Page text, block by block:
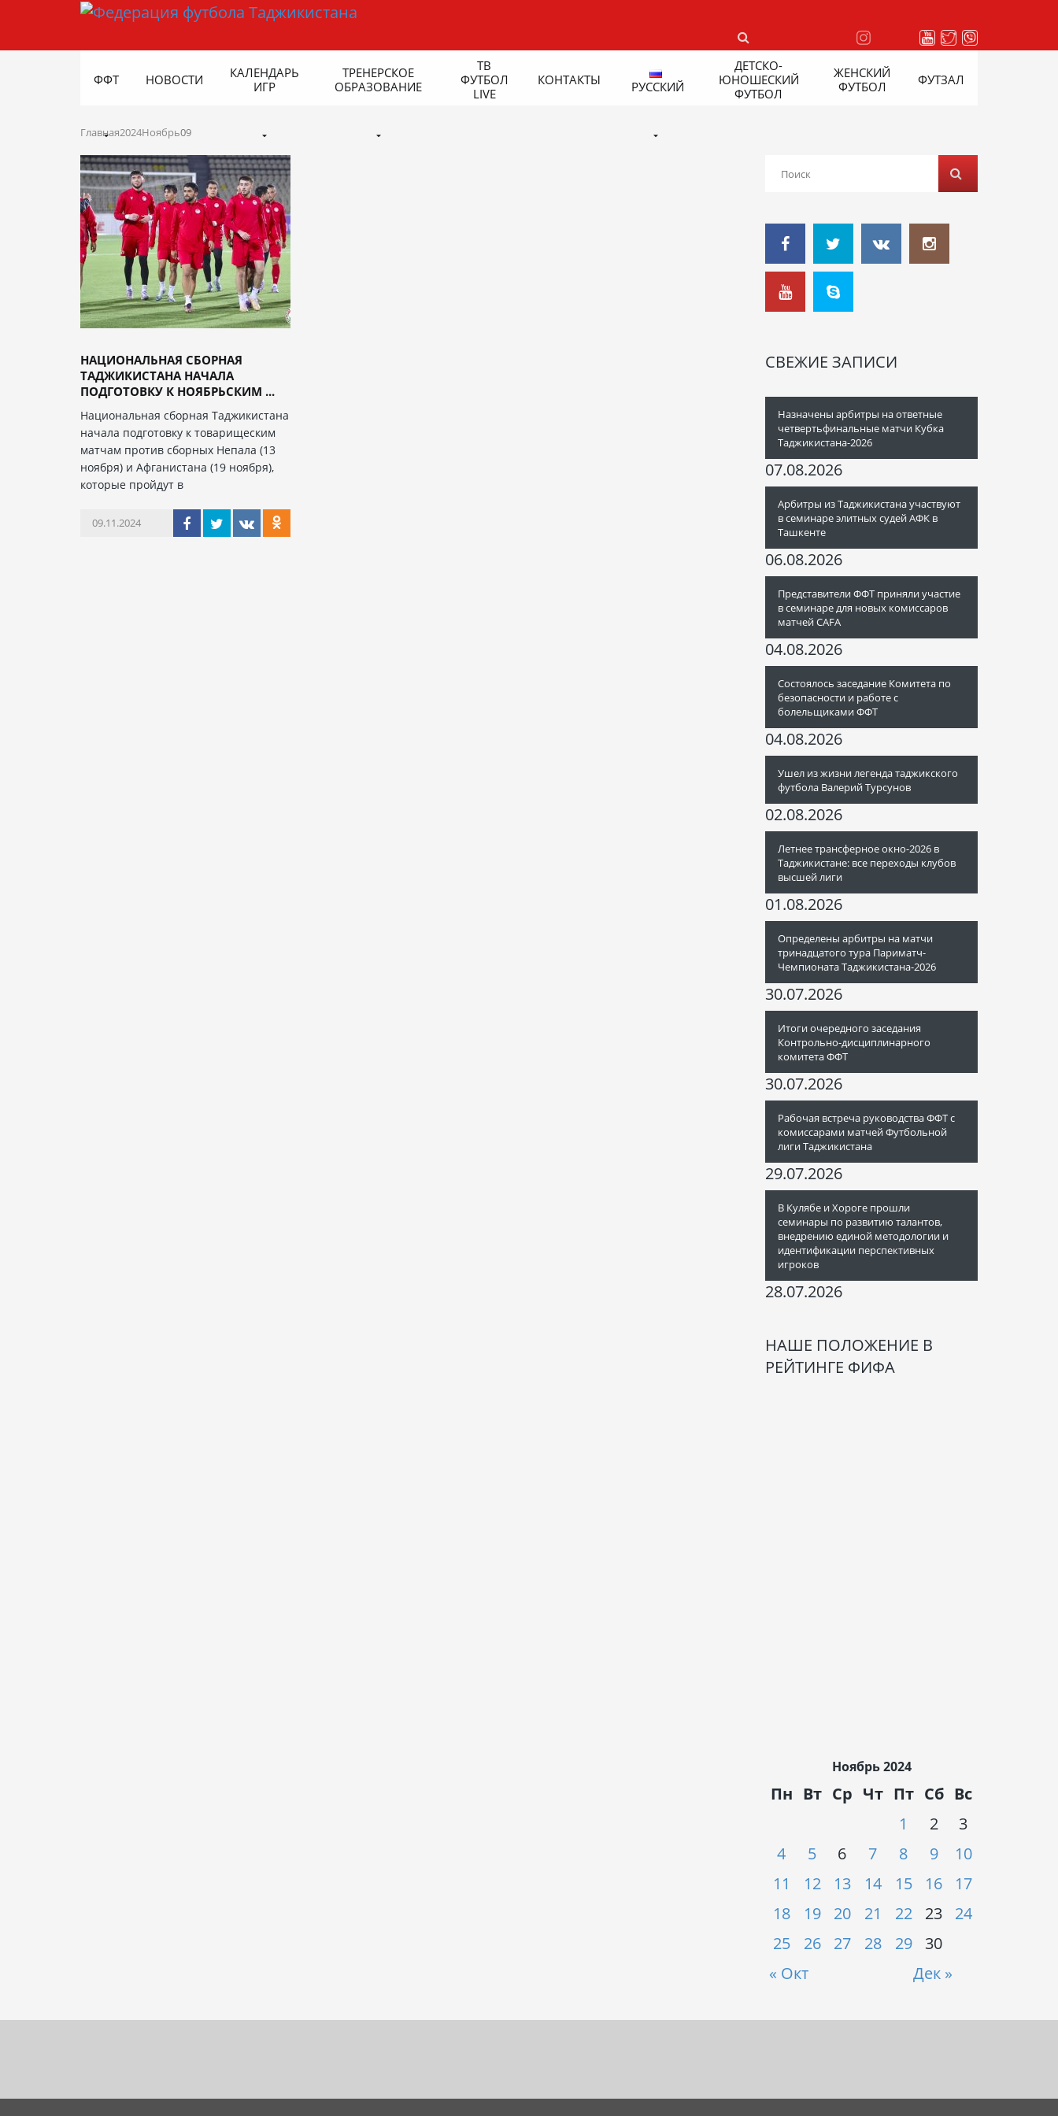
ФФТ НОВОСТИ
КАЛЕНДАРЬ
ИГР
ТРЕНЕРСКОЕ
ОБРАЗОВАНИЕ
ТВ
ФУТБОЛ
LIVE
КОНТАКТЫ РУССКИЙ
ДЕТСКО-
ЮНОШЕСКИЙ
ФУТБОЛ
ЖЕНСКИЙ
ФУТБОЛ
ФУТЗАЛ
Главная2024Ноябрь09
НАЦИОНАЛЬНАЯ СБОРНАЯ
ТАДЖИКИСТАНА НАЧАЛА
ПОДГОТОВКУ К НОЯБРЬСКИМ ...
Национальная сборная Таджикистана
начала подготовку к товарищеским
матчам против сборных Непала (13
ноября) и Афганистана (19 ноября),
которые пройдут в
09.11.2024
СВЕЖИЕ ЗАПИСИ
Назначены арбитры на ответные
четвертьфинальные матчи Кубка
Таджикистана-2026
07.08.2026
Арбитры из Таджикистана участвуют
в семинаре элитных судей АФК в
Ташкенте
06.08.2026
Представители ФФТ приняли участие
в семинаре для новых комиссаров
матчей CAFA
04.08.2026
Состоялось заседание Комитета по
безопасности и работе с
болельщиками ФФТ
04.08.2026
Ушел из жизни легенда таджикского
футбола Валерий Турсунов
02.08.2026
Летнее трансферное окно-2026 в
Таджикистане: все переходы клубов
высшей лиги
01.08.2026
Определены арбитры на матчи
тринадцатого тура Париматч-
Чемпионата Таджикистана-2026
30.07.2026
Итоги очередного заседания
Контрольно-дисциплинарного
комитета ФФТ
30.07.2026
Рабочая встреча руководства ФФТ с
комиссарами матчей Футбольной
лиги Таджикистана
29.07.2026
В Кулябе и Хороге прошли
семинары по развитию талантов,
внедрению единой методологии и
идентификации перспективных
игроков
28.07.2026
НАШЕ ПОЛОЖЕНИЕ В
РЕЙТИНГЕ ФИФА
Ноябрь 2024
Пн Вт Ср Чт Пт Сб Вс
« Окт Дек »
1 2
3
4
5 6 7 8 9
10
11
12 13 14 15 16
17
18
19 20 21 22 23
24
25
26 27 28 29 30